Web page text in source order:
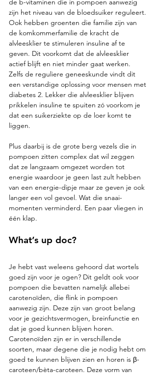
de b-vitaminen die in pompoen aanwezig
zijn het niveau van de bloedsuiker reguleert.
Ook hebben groenten die familie zijn van
de komkommerfamilie de kracht de
alvleesklier te stimuleren insuline af te
geven. Dit voorkomt dat de alvleesklier
actief blijft en niet minder gaat werken.
Zelfs de reguliere geneeskunde vindt dit
een verstandige oplossing voor mensen met
diabetes 2. Lekker die alvleesklier blijven
prikkelen insuline te spuiten zó voorkom je
dat een suikerziekte op de loer komt te
liggen.
Plus daarbij is de grote berg vezels die in
pompoen zitten complex dat wil zeggen
dat ze langzaam omgezet worden tot
energie waardoor je geen last zult hebben
van een energie-dipje maar ze geven je ook
langer een vol gevoel. Wat die snaai-
momenten verminderd. Een paar vliegen in
één klap.
What’s up doc?
Je hebt vast weleens gehoord dat wortels
goed zijn voor je ogen? Dit geldt ook voor
pompoen die bevatten namelijk allebei
carotenoïden, die flink in pompoen
aanwezig zijn. Deze zijn van groot belang
voor je gezichtsvermogen, breinfunctie en
dat je goed kunnen blijven horen.
Carotenoïden zijn er in verschillende
soorten, maar degene die je nodig hebt om
goed te kunnen blijven zien en horen is β-
caroteen/bèta-caroteen. Deze vorm van